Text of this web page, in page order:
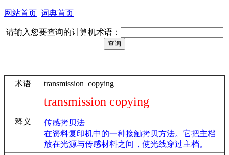
网站首页 词典首页
请输入您要查询的计算机术语：
术语 transmission_copying
释义
transmission copying
传感拷贝法
在资料复印机中的一种接触拷贝方法。它把主档
放在光源与传感材料之间，使光线穿过主档。